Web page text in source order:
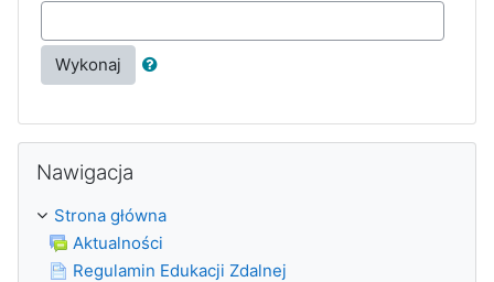
Wykonaj
Nawigacja
Strona główna
Aktualności
Regulamin Edukacji Zdalnej